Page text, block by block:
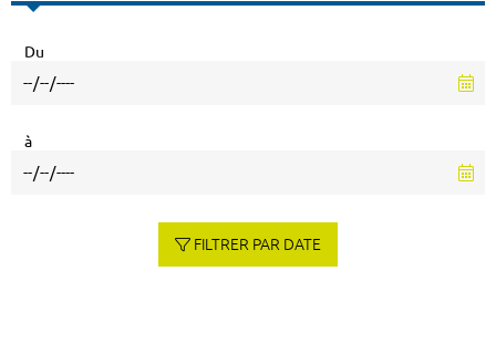
Du
à
FILTRER PAR DATE